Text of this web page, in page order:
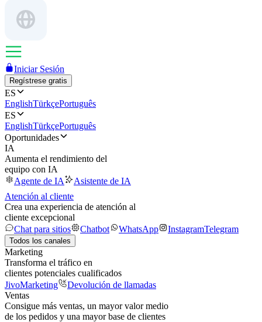
Iniciar Sesión
Regístrese gratis
ES
EnglishTürkçePortuguês
ES
EnglishTürkçePortuguês
Oportunidades
IA
Aumenta el rendimiento del
equipo con IA
Agente de IA
Asistente de IA
Atención al cliente
Crea una experiencia de atención al
cliente excepcional
Chat para sitios
Chatbot WhatsApp InstagramTelegram
Todos los canales
Marketing
Transforma el tráfico en
clientes potenciales cualificados
JivoMarketing
Devolución de llamadas
Ventas
Consigue más ventas, un mayor valor medio
de los pedidos y una mayor base de clientes